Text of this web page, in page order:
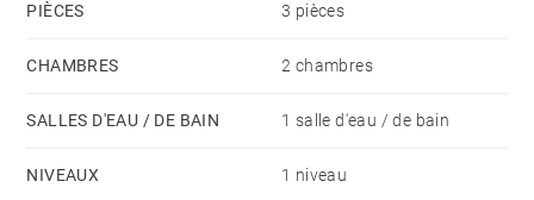
PIÈCES 3 pièces
CHAMBRES 2 chambres
SALLES D'EAU / DE BAIN 1 salle d'eau / de bain
NIVEAUX 1 niveau